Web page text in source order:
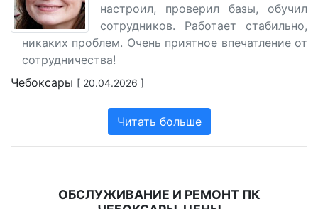
настроил, проверил базы, обучил
сотрудников. Работает стабильно,
никаких проблем. Очень приятное впечатление от
сотрудничества!
Чебоксары [ 20.04.2026 ]
Читать больше
ОБСЛУЖИВАНИЕ И РЕМОНТ ПК